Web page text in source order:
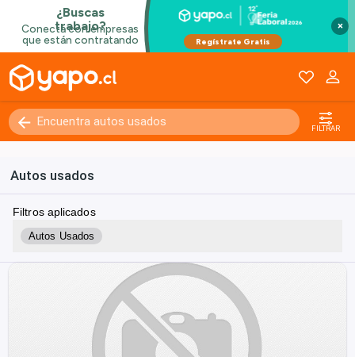
×
FILTRAR
Autos usados
Filtros aplicados
Autos Usados